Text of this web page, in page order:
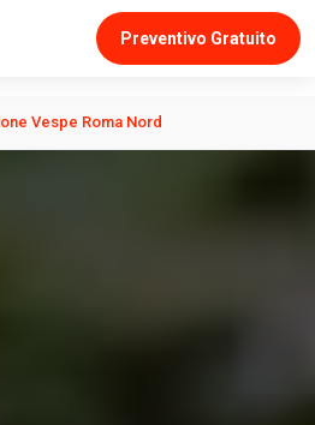
Preventivo Gratuito
Vespe Roma Nord